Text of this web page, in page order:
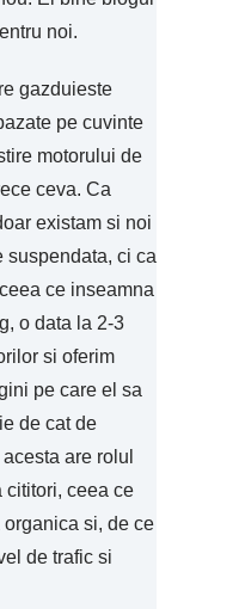
noi.
gazduieste
pe cuvinte
motorului de
ceva. Ca
existam si noi
suspendata, ci ca
ce inseamna
o data la 2-3
si oferim
pe care el sa
de cat de
are rolul
cititori, ceea ce
si, de ce
de trafic si